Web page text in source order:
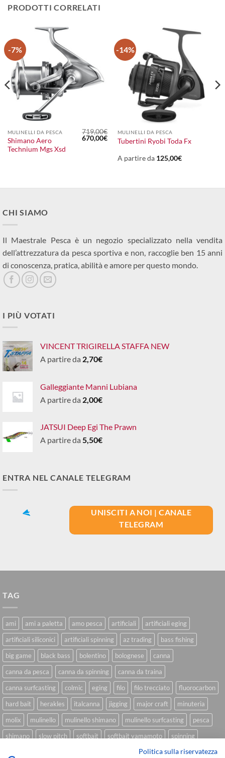
PRODOTTI CORRELATI
-7%
MULINELLI DA PESCA
Shimano Aero
Technium Mgs Xsd
719,00€
Il
prezzo
670,00€Il
prezzo
670,00€.
-14%
MULINELLI DA PESCA
Tubertini Ryobi Toda Fx
A partire da 125,00€
CHI SIAMO
Il Maestrale Pesca è un negozio specializzato nella vendita
dell’attrezzatura da pesca sportiva e non, raccoglie ben 15 anni
di conoscenza, pratica, abilità e amore per questo mondo.
I PIÙ VOTATI
VINCENT TRIGIRELLA STAFFA NEW
A partire da 2,70€
Galleggiante Manni Lubiana
A partire da 2,00€
JATSUI Deep Egi The Prawn
A partire da 5,50€
ENTRA NEL CANALE TELEGRAM
UNISCITI A NOI | CANALE
TELEGRAM
TAG
ami ami a paletta amo pesca artificiali
artificiali eging
artificiali siliconici
artificiali spinning az trading
bass fishing
big game
black bass bolentino bolognese
canna
canna da pesca
canna da spinning
canna da traina
canna surfcasting
colmic eging filo filo trecciato
fluorocarbon
hard bait
herakles italcanna jigging major craft
minuteria
molix
mulinello mulinello shimano mulinello surfcasting
pesca
shimano
slow pitch softbait softbait yamamoto
spinning
trecciato trolling tubertini
Politica sulla riservatezza